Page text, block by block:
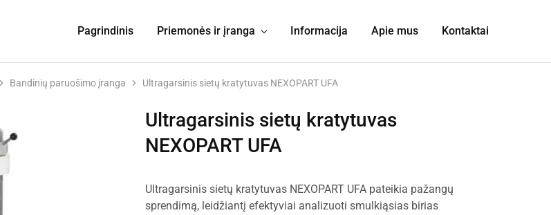
Pagrindinis Priemonės ir įranga Informacija Apie mus Kontaktai
Bandinių paruošimo įranga Ultragarsinis sietų kratytuvas NEXOPART UFA
Ultragarsinis sietų kratytuvas
NEXOPART UFA
Ultragarsinis sietų kratytuvas NEXOPART UFA pateikia pažangų
sprendimą, leidžiantį efektyviai analizuoti smulkiąsias birias